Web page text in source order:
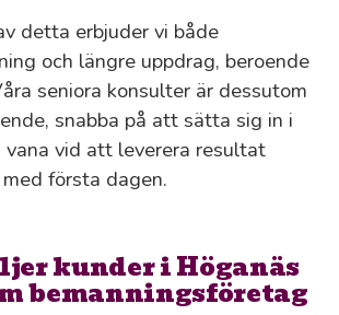
detta erbjuder vi både
och längre uppdrag, beroende
seniora konsulter är dessutom
snabba på att sätta sig in i
vana vid att leverera resultat
första dagen.
kunder i Höganäs
bemanningsföretag